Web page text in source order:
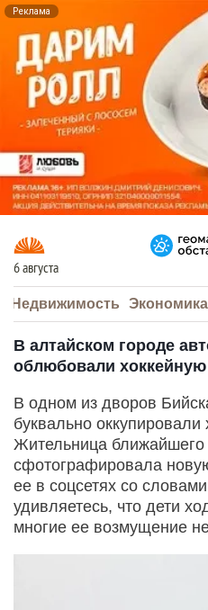
Реклама
6 августа
Недвижимость Экономика
В алтайском городе
облюбовали
В одном из дворов
буквально оккупировали
Жительница
сфотографировала
ее в соцсетях со
удивляетесь, что дети
многие ее возмущение